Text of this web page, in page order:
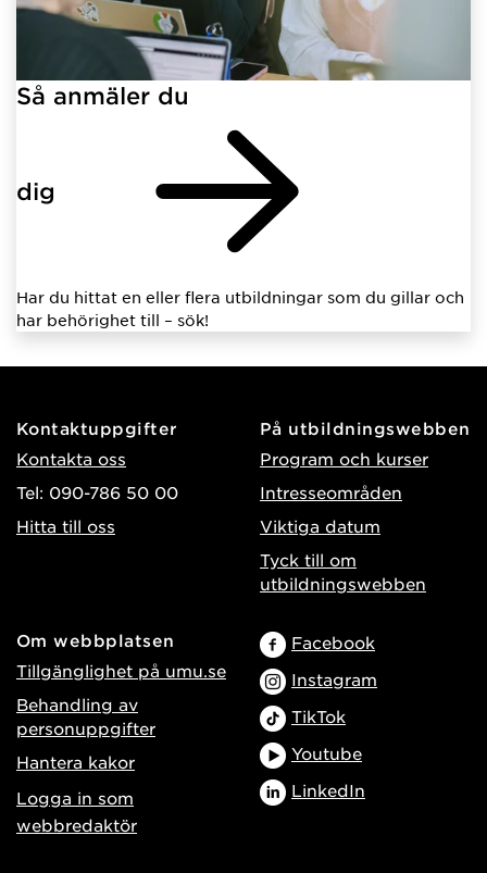
Så anmäler du
dig
Har du hittat en eller flera utbildningar som du gillar och
har behörighet till – sök!
Kontaktuppgifter
Kontakta oss
Tel: 090-786 50 00
Hitta till oss
På utbildningswebben
Program och kurser
Intresseområden
Viktiga datum
Tyck till om
utbildningswebben
Om webbplatsen
Tillgänglighet på umu.se
Behandling av
personuppgifter
Hantera kakor
Logga in som
webbredaktör
Facebook
Instagram
TikTok
Youtube
LinkedIn